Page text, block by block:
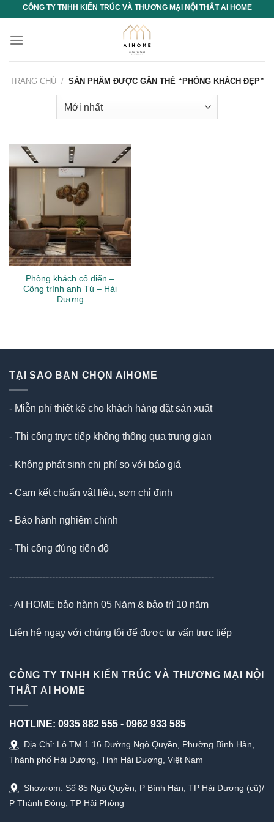
Chuyển
nội
CÔNG TY TNHH KIẾN TRÚC VÀ THƯƠNG MẠI NỘI THẤT AI HOME
TRANG CHỦ / SẢN PHẨM ĐƯỢC GẮN THẺ “PHÒNG KHÁCH ĐẸP”
Phòng khách cổ điển –
Công trình anh Tú – Hải
Dương
TẠI SAO BẠN CHỌN AIHOME
- Miễn phí thiết kế cho khách hàng đặt sản xuất
- Thi công trực tiếp không thông qua trung gian
- Không phát sinh chi phí so với báo giá
- Cam kết chuẩn vật liệu, sơn chỉ định
- Bảo hành nghiêm chỉnh
- Thi công đúng tiến độ
-------------------------------------------------------------------
- AI HOME bảo hành 05 Năm & bảo trì 10 năm
Liên hệ ngay với chúng tôi để được tư vấn trực tiếp
CÔNG TY TNHH KIẾN TRÚC VÀ THƯƠNG MẠI NỘI
THẤT AI HOME
HOTLINE: 0935 882 555 - 0962 933 585
Địa Chỉ: Lô TM 1.16 Đường Ngô Quyền, Phường Bình Hàn,
Thành phố Hải Dương, Tỉnh Hải Dương, Việt Nam
Showrom: Số 85 Ngô Quyền, P Bình Hàn, TP Hải Dương (cũ)/
P Thành Đông, TP Hải Phòng